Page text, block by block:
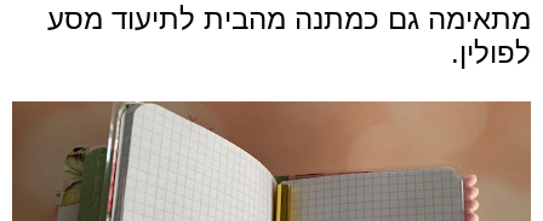
מתאימה גם כמתנה מהבית לתיעוד מסע
לפולין.